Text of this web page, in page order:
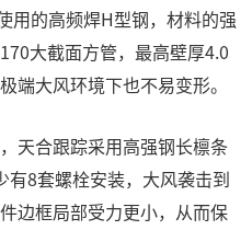
用的高频焊H型钢，材料的强
大截面方管，最高壁厚4.0
端大风环境下也不易变形。
天合跟踪采用高强钢长檩条
8套螺栓安装，大风袭击到
边框局部受力更小，从而保